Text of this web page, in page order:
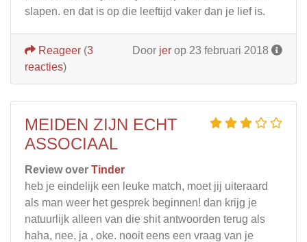
slapen. en dat is op die leeftijd vaker dan je lief is.
Door jer op 23 februari 2018
Reageer (3
reacties)
MEIDEN ZIJN ECHT
ASSOCIAAL
Review over Tinder
heb je eindelijk een leuke match, moet jij uiteraard
als man weer het gesprek beginnen! dan krijg je
natuurlijk alleen van die shit antwoorden terug als
haha, nee, ja , oke. nooit eens een vraag van je